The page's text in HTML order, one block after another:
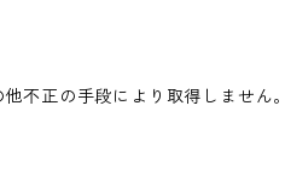
不正の手段により取得しません。